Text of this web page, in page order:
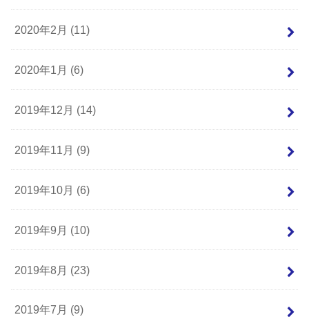
2020年2月 (11)
2020年1月 (6)
2019年12月 (14)
2019年11月 (9)
2019年10月 (6)
2019年9月 (10)
2019年8月 (23)
2019年7月 (9)